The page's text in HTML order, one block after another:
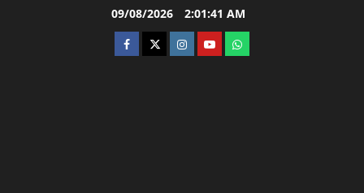
09/08/2026 2:01:42 AM
facebooktwitterinstagram.com
youtubewhatsapp